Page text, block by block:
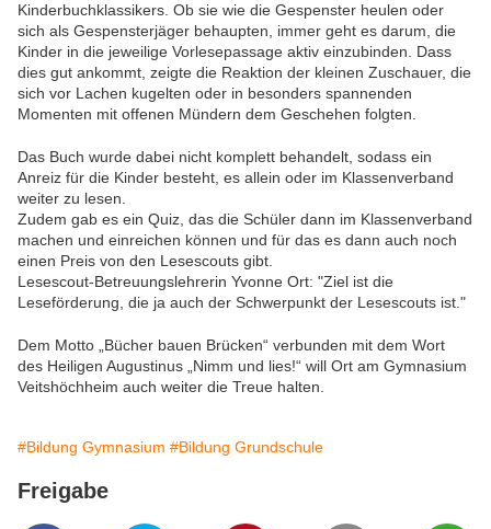
Kinderbuchklassikers. Ob sie wie die Gespenster heulen oder
sich als Gespensterjäger behaupten, immer geht es darum, die
Kinder in die jeweilige Vorlesepassage aktiv einzubinden. Dass
dies gut ankommt, zeigte die Reaktion der kleinen Zuschauer, die
sich vor Lachen kugelten oder in besonders spannenden
Momenten mit offenen Mündern dem Geschehen folgten.
Das Buch wurde dabei nicht komplett behandelt, sodass ein
Anreiz für die Kinder besteht, es allein oder im Klassenverband
weiter zu lesen.
Zudem gab es ein Quiz, das die Schüler dann im Klassenverband
machen und einreichen können und für das es dann auch noch
einen Preis von den Lesescouts gibt.
Lesescout-Betreuungslehrerin Yvonne Ort: "Ziel ist die
Leseförderung, die ja auch der Schwerpunkt der Lesescouts ist."
Dem Motto „Bücher bauen Brücken“ verbunden mit dem Wort
des Heiligen Augustinus „Nimm und lies!“ will Ort am Gymnasium
Veitshöchheim auch weiter die Treue halten.
#Bildung Gymnasium #Bildung Grundschule
Freigabe